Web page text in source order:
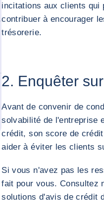
incitations aux clients qui
contribuer à encourager
trésorerie.
2. Enquêter
Avant de convenir de
solvabilité de l'entreprise
crédit, son score de
aider à éviter les clients
Si vous n'avez pas les
fait pour vous. Consultez
solutions d'avis de crédit